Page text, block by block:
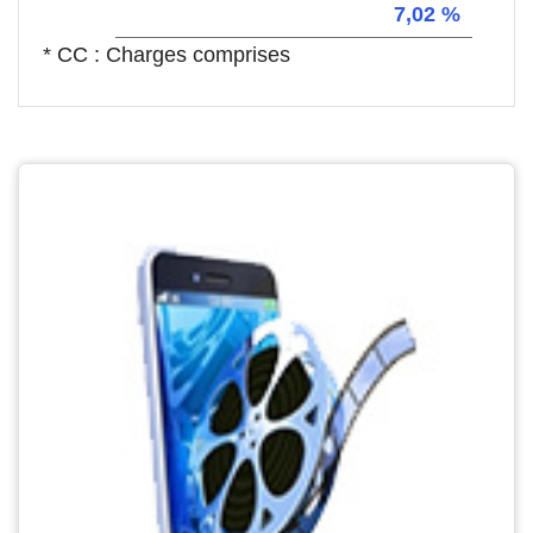
7,02 %
* CC : Charges comprises